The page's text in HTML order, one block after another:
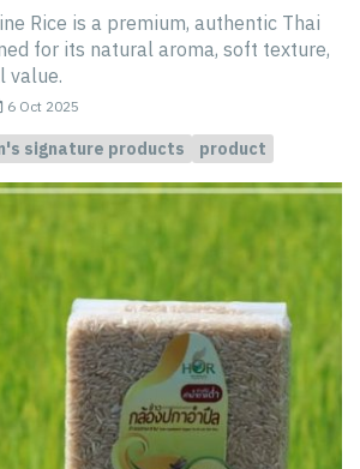
Rice is a premium, authentic Thai
for its natural aroma, soft texture,
value.
6 Oct 2025
signature products product